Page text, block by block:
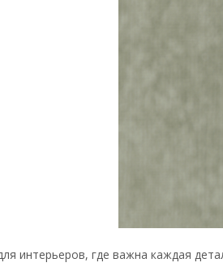
интерьеров, где важна каждая